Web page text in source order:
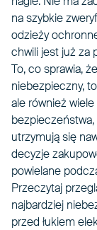
na szybkie
odzieży
chwili jest już za
To, co sprawia,
niebezpieczny,
ale również
utrzymują się
decyzje
powielane
Przeczytaj
najbardziej
przed łukiem